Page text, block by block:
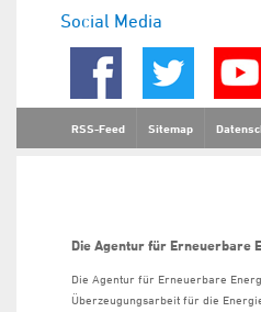
Social Media
RSS-Feed Sitemap
Die Agentur für Erneuerbare
Die Agentur für Erneuerbare
Überzeugungsarbeit für die